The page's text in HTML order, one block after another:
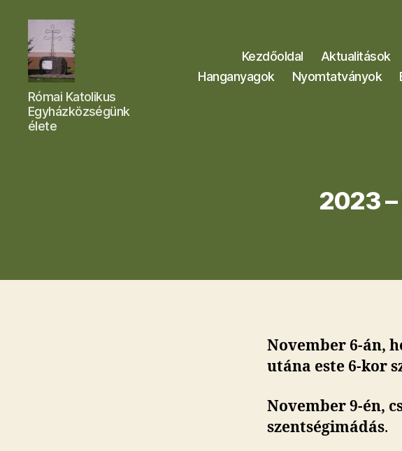
Letkési
Egyházközség
Római Katolikus
Egyházközségünk
élete
Kezdőoldal Aktualitások
Hanganyagok
Nyomtatványok
2023 –
November 6-án,
utána este 6-kor
November 9-én,
szentségimádás.